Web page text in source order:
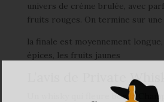
univers de crème brulée, avec
fruits rouges. On termine sur
la finale est moyennement
épices, les fruits jaunes
L’avis de Private
Un whisky qui fleure bon la